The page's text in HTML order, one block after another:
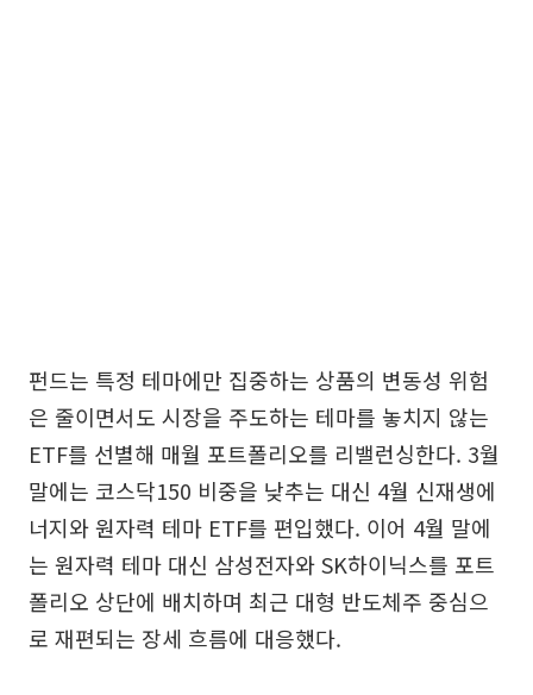
펀드는 특정 테마에만 집중하는 상품의 변동성 위험
은 줄이면서도 시장을 주도하는 테마를 놓치지 않는
ETF를 선별해 매월 포트폴리오를 리밸런싱한다. 3월
말에는 코스닥150 비중을 낮추는 대신 4월 신재생에
너지와 원자력 테마 ETF를 편입했다. 이어 4월 말에
는 원자력 테마 대신 삼성전자와 SK하이닉스를 포트
폴리오 상단에 배치하며 최근 대형 반도체주 중심으
로 재편되는 장세 흐름에 대응했다.